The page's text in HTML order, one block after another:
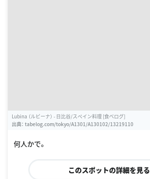
Lubina （ルビーナ） - 日比谷/スペイン料理 [食べログ]
出典： tabelog.com/tokyo/A1301/A130102/13219110
何人かで。
このスポットの詳細を見る